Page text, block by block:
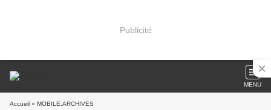
Publicité
MENU
Accueil » MOBILE.ARCHIVES